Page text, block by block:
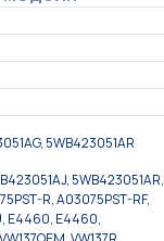
5WB423051AR
5WB423051AR,
R, A03075PST-RF,
E4460, E4460,